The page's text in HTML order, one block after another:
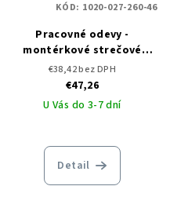
Pracovné odevy -
montérkové strečové
nohavice do pása CXS
STRETCH
€38,42 bez DPH
€47,26
U Vás do 3-7 dní
hodnotenie
produktu
Detail
KÓD: 1020-027-260-46